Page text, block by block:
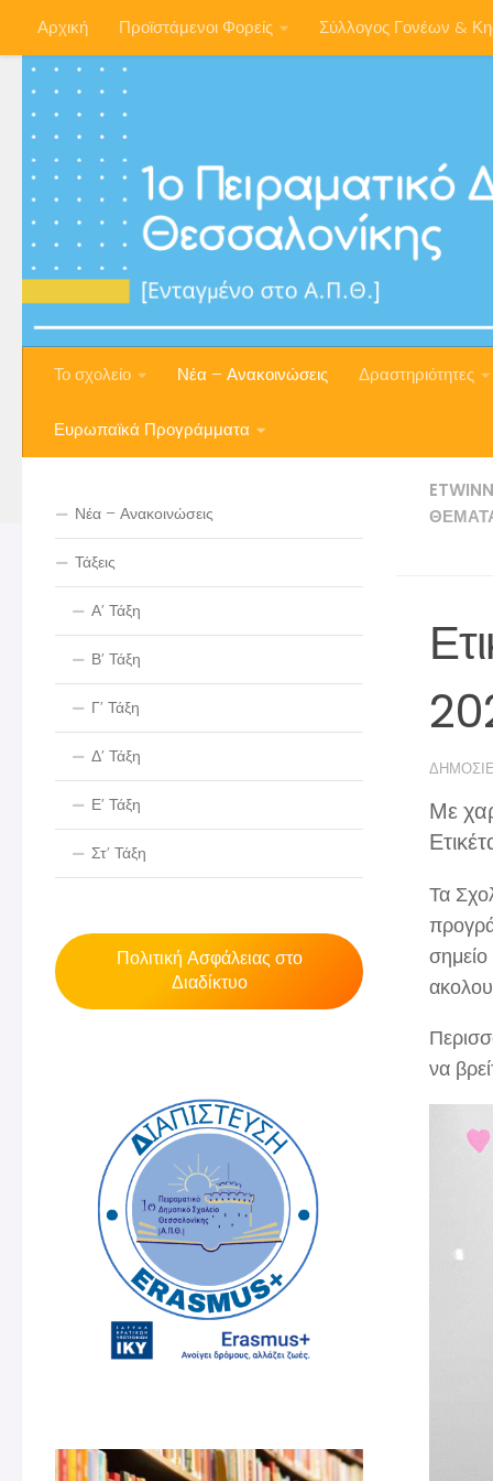
Skip to content
Αρχική Προϊστάμενοι Φορείς Σύλλογος Γονέων &
Το σχολείο Νέα – Ανακοινώσεις Δραστηριότητες
Ευρωπαϊκά Προγράμματα
Με
Τα
να
Νέα – Ανακοινώσεις
Τάξεις
Α’ Τάξη
Β’ Τάξη
Γ’ Τάξη
Δ’ Τάξη
Ε’ Τάξη
Στ’ Τάξη
Πολιτική Ασφάλειας στο
Διαδίκτυο